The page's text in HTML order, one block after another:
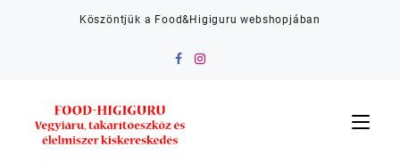
Köszöntjük a Food&Higiguru webshopjában